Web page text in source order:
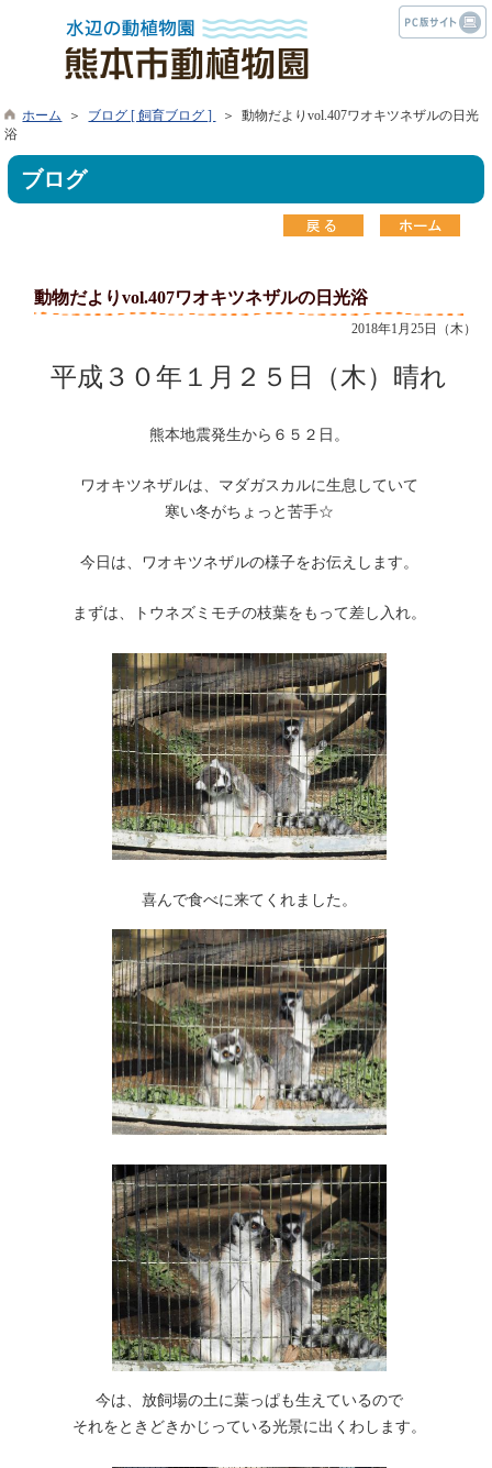
ホーム ＞ ブログ [ 飼育ブログ ]
＞ 動物だよりvol.407ワオキツネザルの日光
浴
ブログ
動物だよりvol.407ワオキツネザルの日光浴
2018年1月25日（木）
平成３０年１月２５日（木）晴れ
熊本地震発生から６５２日。
ワオキツネザルは、マダガスカルに生息していて
寒い冬がちょっと苦手☆
今日は、ワオキツネザルの様子をお伝えします。
まずは、トウネズミモチの枝葉をもって差し入れ。
喜んで食べに来てくれました。
今は、放飼場の土に葉っぱも生えているので
それをときどきかじっている光景に出くわします。